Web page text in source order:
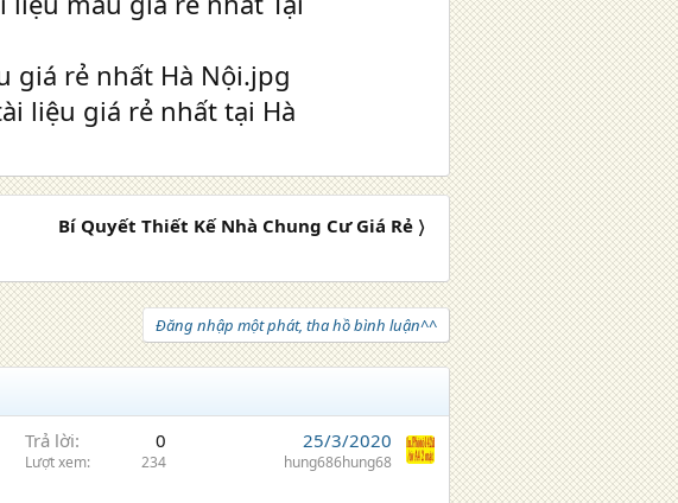
Bí Quyết Thiết Kế Nhà Chung Cư Giá Rẻ 〉
Đăng nhập một phát, tha hồ bình luận^^
Trả lời 0
Lượt xem 234
25/3/2020
hung686hung68